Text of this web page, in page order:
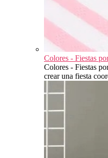
Colores - Fiestas
Colores - Fiestas
crear una fiesta